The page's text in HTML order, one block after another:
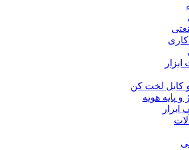
کاری
کابل لخت کن
و پایه هویه